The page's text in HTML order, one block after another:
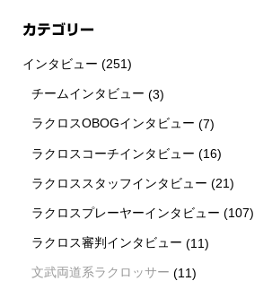
カテゴリー
インタビュー (251)
チームインタビュー (3)
ラクロスOBOGインタビュー (7)
ラクロスコーチインタビュー (16)
ラクロススタッフインタビュー (21)
ラクロスプレーヤーインタビュー (107)
ラクロス審判インタビュー (11)
文武両道系ラクロッサー (11)